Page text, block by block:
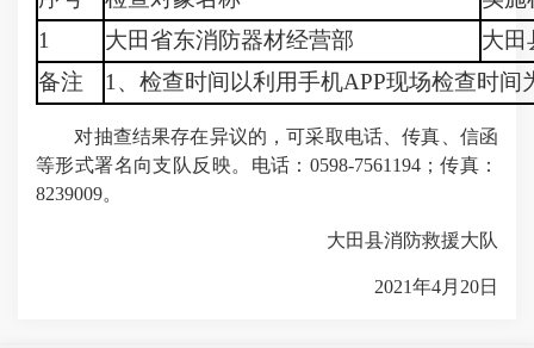
1
大田省东消防器材经营部
大田
备注
1、检查时间以利用手机APP现场检查时
对抽查结果存在异议的，可采取电话、传真、信函
等形式署名向支队反映。电话：0598-7561194；传真：
8239009。
大田县消防救援大队
2021年4月20日